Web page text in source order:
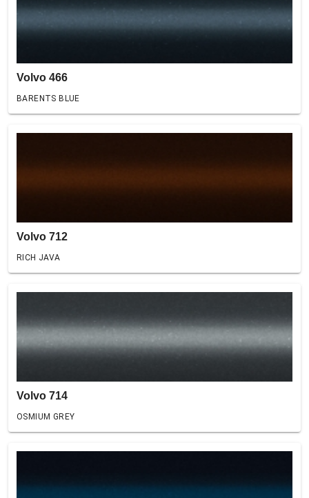
Volvo 466
BARENTS BLUE
Volvo 712
RICH JAVA
Volvo 714
OSMIUM GREY